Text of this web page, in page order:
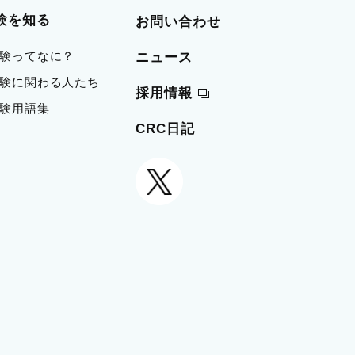
を知る
ってなに？
に関わる人たち
用語集
お問い合わせ
ニュース
採用情報
CRC日記